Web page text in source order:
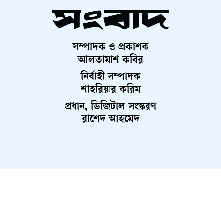
সম্পাদক ও প্রকাশক
আলতামাশ কবির
নির্বাহী সম্পাদক
শাহরিয়ার করিম
প্রধান, ডিজিটাল সংস্করণ
রাশেদ আহমেদ